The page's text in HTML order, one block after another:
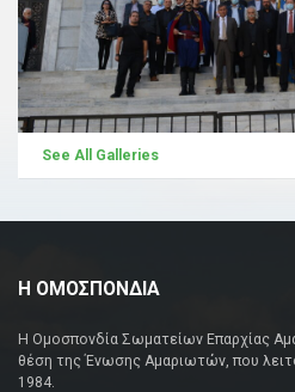
See All Galleries
Η ΟΜΟΣΠΟΝΔΙΑ
Η Ομοσπονδία Σωματείων Επαρχίας
θέση της Ένωσης Αμαριωτών, που
1984.